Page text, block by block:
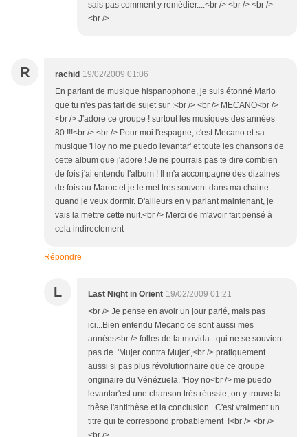
sais pas comment y remédier....<br /> <br /> <br />
<br />
R rachid 19/02/2009 01:06
En parlant de musique hispanophone, je suis étonné Mario
que tu n'es pas fait de sujet sur :<br /> <br /> MECANO<br />
<br /> J'adore ce groupe ! surtout les musiques des années
80 !!!<br /> <br /> Pour moi l'espagne, c'est Mecano et sa
musique 'Hoy no me puedo levantar' et toute les chansons de
cette album que j'adore ! Je ne pourrais pas te dire combien
de fois j'ai entendu l'album ! Il m'a accompagné des dizaines
de fois au Maroc et je le met tres souvent dans ma chaine
quand je veux dormir. D'ailleurs en y parlant maintenant, je
vais la mettre cette nuit.<br /> Merci de m'avoir fait pensé à
cela indirectement
Répondre
L Last Night in Orient 19/02/2009 01:21
<br /> Je pense en avoir un jour parlé, mais pas
ici...Bien entendu Mecano ce sont aussi mes
années<br /> folles de la movida...qui ne se souvient
pas de 'Mujer contra Mujer',<br /> pratiquement
aussi si pas plus révolutionnaire que ce groupe
originaire du Vénézuela. 'Hoy no<br /> me puedo
levantar'est une chanson très réussie, on y trouve la
thèse l'antithèse et la conclusion...C'est vraiment un
titre qui te correspond probablement !<br /> <br />
<br />